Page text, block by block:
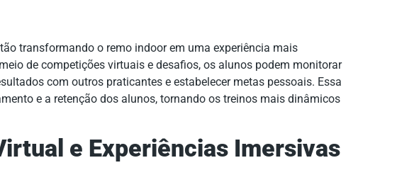
transformando o remo indoor em uma experiência mais
de competições virtuais e desafios, os alunos podem monitorar
com outros praticantes e estabelecer metas pessoais. Essa
e a retenção dos alunos, tornando os treinos mais dinâmicos
e Experiências Imersivas